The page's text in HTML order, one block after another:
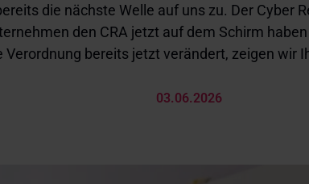
die nächste Welle auf uns zu. Der Cyber
den CRA jetzt auf dem Schirm
Verordnung bereits jetzt verändert, zeigen wir
03.06.2026